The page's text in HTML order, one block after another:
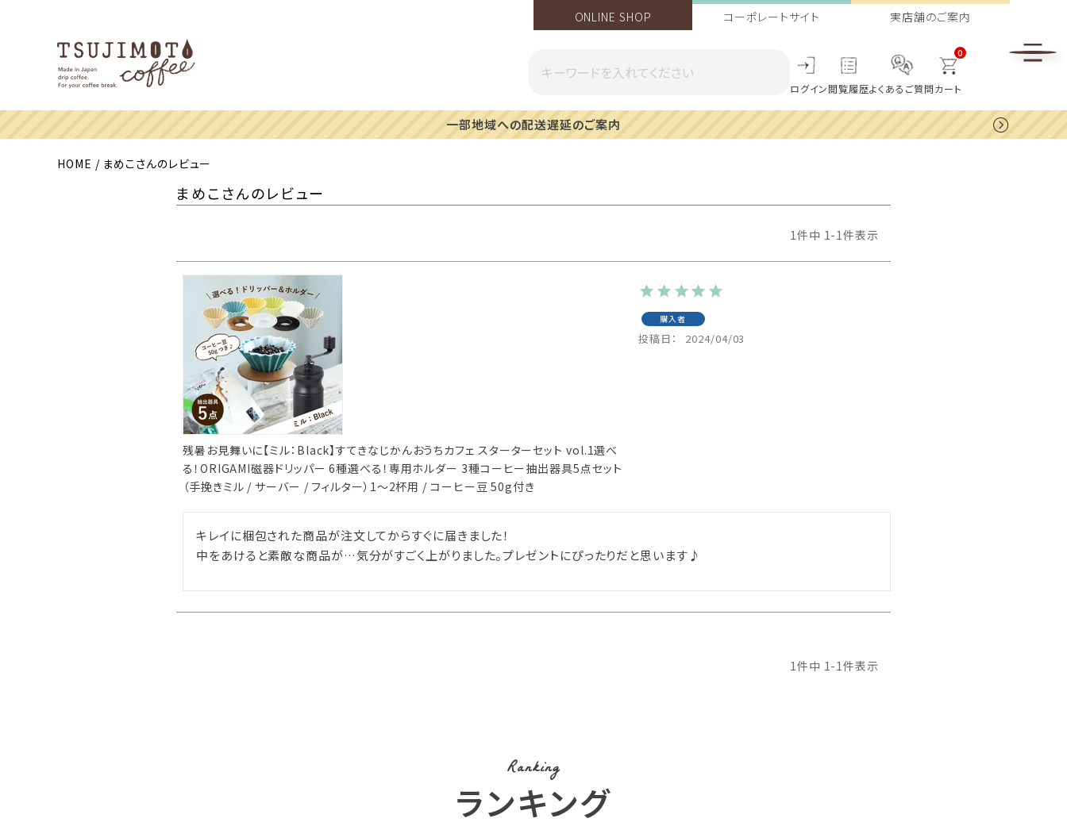
ONLINE SHOP コーポレートサイト 実店舗のご案内
ログイン閲覧履歴よくあるご質問
0
カート
一部地域への配送遅延のご案内
HOME まめこさんのレビュー
まめこさんのレビュー
1件中 1-1件表示
残暑お見舞いに【ミル：Black】すてきなじかんおうちカフェ スターターセット vol.1選べ
る！ORIGAMI磁器ドリッパー 6種選べる！専用ホルダー 3種コーヒー抽出器具5点セット
（手挽きミル / サーバー / フィルター）1～2杯用 / コーヒー豆 50g付き
購入者
投稿日 2024/04/03
キレイに梱包された商品が注文してからすぐに届きました！
中をあけると素敵な商品が…気分がすごく上がりました。プレゼントにぴったりだと思います♪
1件中 1-1件表示
Ranking
ランキング